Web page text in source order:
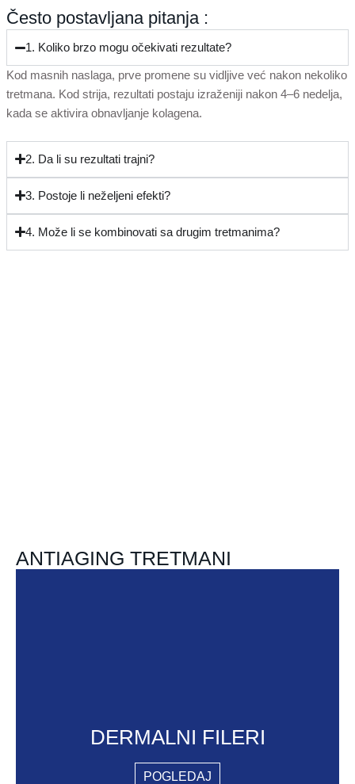
Često postavljana pitanja :
1. Koliko brzo mogu očekivati rezultate?
Kod masnih naslaga, prve promene su vidljive već nakon nekoliko
tretmana. Kod strija, rezultati postaju izraženiji nakon 4–6 nedelja,
kada se aktivira obnavljanje kolagena.
2. Da li su rezultati trajni?
3. Postoje li neželjeni efekti?
4. Može li se kombinovati sa drugim tretmanima?
ANTIAGING TRETMANI
DERMALNI FILERI
POGLEDAJ